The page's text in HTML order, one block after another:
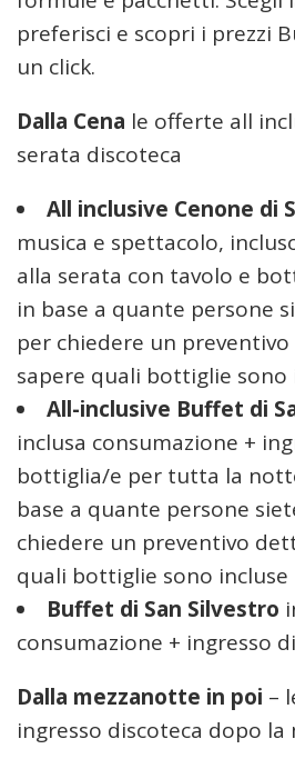
preferisci e scopri i prezzi
un click.
Dalla Cena le offerte all
serata discoteca
All inclusive Cenone di
musica e spettacolo,
alla serata con tavolo e
in base a quante persone
per chiedere un
sapere quali bottiglie sono
All-inclusive Buffet di
inclusa consumazione +
bottiglia/e per tutta la
base a quante persone
chiedere un preventivo
quali bottiglie sono incluse
Buffet di San Silvestro
consumazione + ingresso
Dalla mezzanotte in poi –
ingresso discoteca dopo la